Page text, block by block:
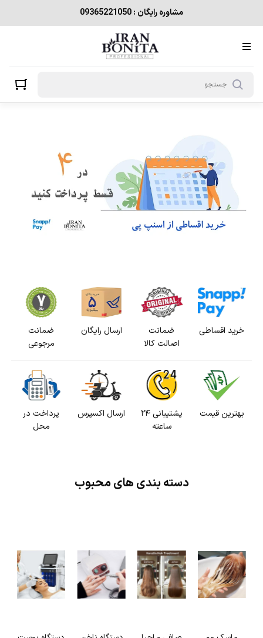
مشاوره رایگان : 09365221050
خرید اقساطی
ضمانت
اصالت کالا
ارسال رایگان
ضمانت
مرجوعی
بهترین قیمت
پشتیبانی ۲۴
ساعته
ارسال اکسپرس
پرداخت در
محل
دسته بندی های محبوب